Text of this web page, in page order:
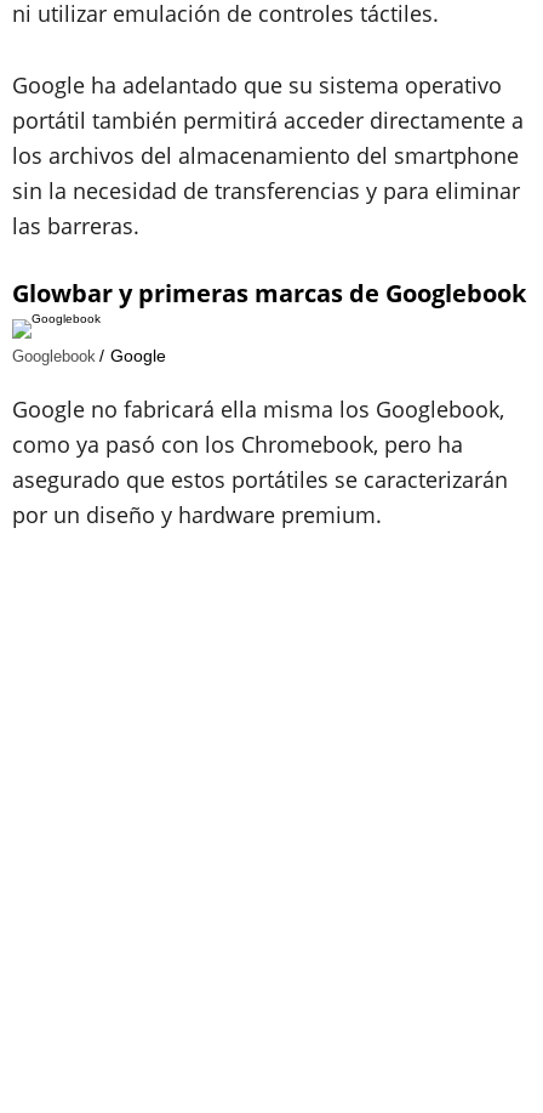
ni utilizar emulación de controles táctiles.
Google ha adelantado que su sistema operativo
portátil también permitirá acceder directamente a
los archivos del almacenamiento del smartphone
sin la necesidad de transferencias y para eliminar
las barreras.
Glowbar y primeras marcas de Googlebook
Googlebook Google
Google no fabricará ella misma los Googlebook,
como ya pasó con los Chromebook, pero ha
asegurado que estos portátiles se caracterizarán
por un diseño y hardware premium.